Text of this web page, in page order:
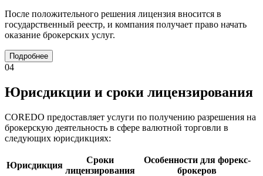
После положительного решения лицензия вносится в
государственный реестр, и компания получает право начать
оказание брокерских услуг.
Подробнее
04
Юрисдикции и сроки лицензирования
COREDO предоставляет услуги по получению разрешения на
брокерскую деятельность в сфере валютной торговли в
следующих юрисдикциях:
Юрисдикция
Сроки
лицензирования
Особенности для форекс-
брокеров